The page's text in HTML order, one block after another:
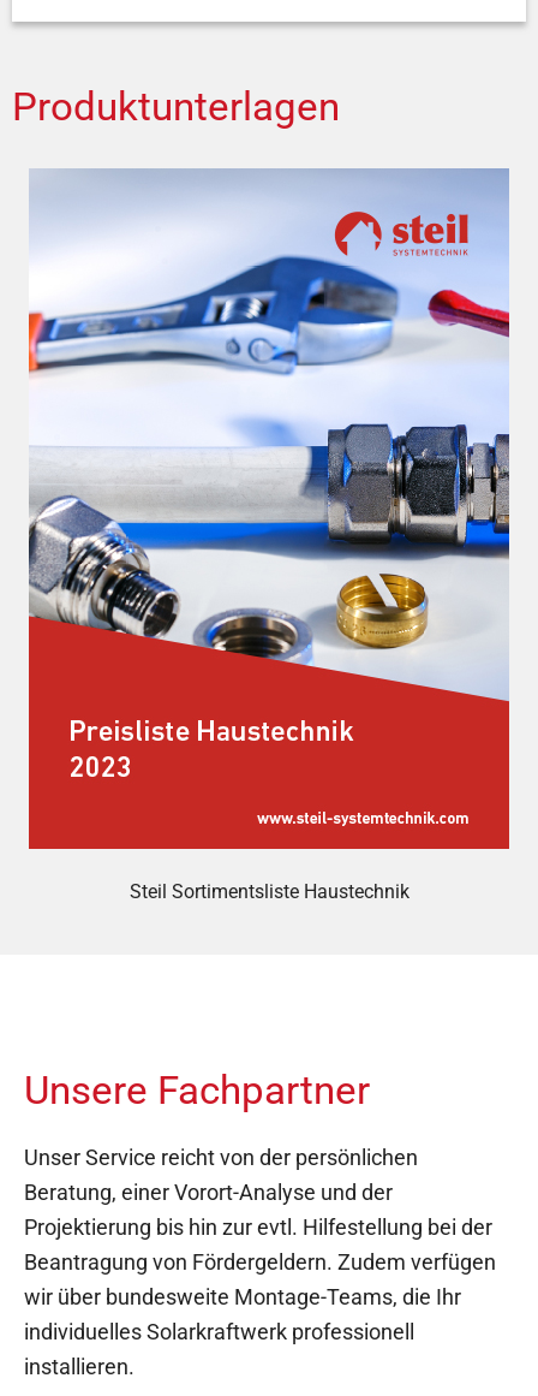
Produktunterlagen
Steil Sortimentsliste Haustechnik
Unsere Fachpartner
Unser Service reicht von der persönlichen
Beratung, einer Vorort-Analyse und der
Projektierung bis hin zur evtl. Hilfestellung bei der
Beantragung von Fördergeldern. Zudem verfügen
wir über bundesweite Montage-Teams, die Ihr
individuelles Solarkraftwerk professionell
installieren.